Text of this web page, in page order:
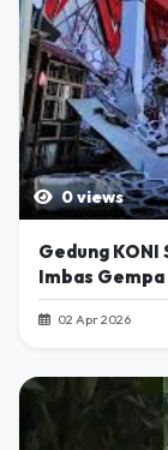
0 views
Gedung KONI
Imbas
02 Apr 2026